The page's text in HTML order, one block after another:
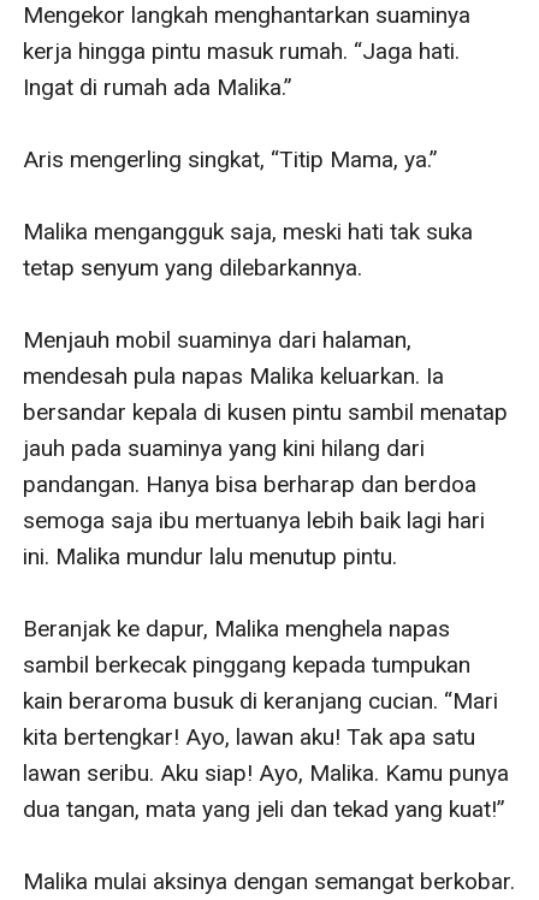
Mengekor langkah menghantarkan suaminya
kerja hingga pintu masuk rumah. “Jaga hati.
Ingat di rumah ada Malika.”
Aris mengerling singkat, “Titip Mama, ya.”
Malika mengangguk saja, meski hati tak suka
tetap senyum yang dilebarkannya.
Menjauh mobil suaminya dari halaman,
mendesah pula napas Malika keluarkan. Ia
bersandar kepala di kusen pintu sambil menatap
jauh pada suaminya yang kini hilang dari
pandangan. Hanya bisa berharap dan berdoa
semoga saja ibu mertuanya lebih baik lagi hari
ini. Malika mundur lalu menutup pintu.
Beranjak ke dapur, Malika menghela napas
sambil berkecak pinggang kepada tumpukan
kain beraroma busuk di keranjang cucian. “Mari
kita bertengkar! Ayo, lawan aku! Tak apa satu
lawan seribu. Aku siap! Ayo, Malika. Kamu punya
dua tangan, mata yang jeli dan tekad yang kuat!”
Malika mulai aksinya dengan semangat berkobar.